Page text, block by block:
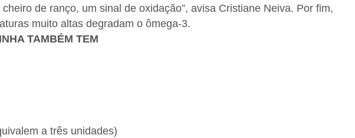
de ranço, um sinal de oxidação”, avisa Cristiane Neiva. Por fim,
muito altas degradam o ômega-3.
TAMBÉM TEM
a três unidades)